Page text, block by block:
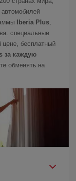
Iberia Plus,
специальные
бесплатный
за каждую
обменять на